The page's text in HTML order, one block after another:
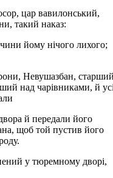
цар вавилонський,
такий наказ:
йому нічого лихого;
Невушазбан,
над чарівниками, й
й передали його
щоб той пустив його
у тюремному дворі,